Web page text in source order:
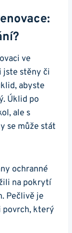
ve
jste stěny či
abyste
Úklid po
ale s
se může stát
ochranné
na pokrytí
Pečlivě je
povrch, který